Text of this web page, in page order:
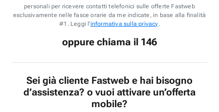
personali per ricevere contatti telefonici sulle offerte Fastweb
esclusivamente nelle fasce orarie da me indicate, in base alla finalità
#1. Leggi l'informativa sulla privacy.
oppure chiama il 146
Sei già cliente Fastweb e hai bisogno
d’assistenza? o vuoi attivare un’offerta
mobile?